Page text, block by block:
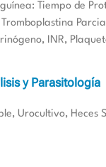
Tiempo de
Tromboplastina
INR,
y Parasitología
Urocultivo, Heces